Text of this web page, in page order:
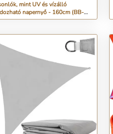
mint UV és vízálló
napernyő - 160cm (BB-